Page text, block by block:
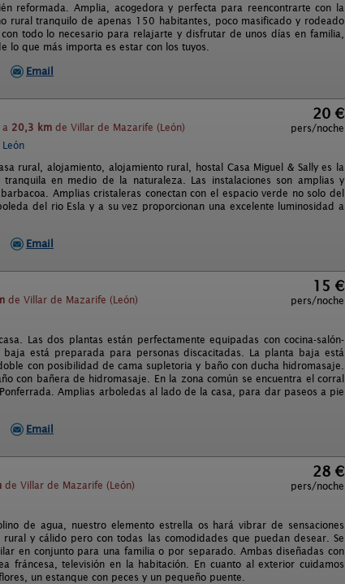
reformada. Amplia, acogedora y perfecta para reencontrarte con la
rural tranquilo de apenas 150 habitantes, poco masificado y rodeado
todo lo necesario para relajarte y disfrutar de unos días en familia,
lo que más importa es estar con los tuyos.
Email
a 20,3 km de Villar de Mazarife (León)
20 €
pers/noche
rural, alojamiento, alojamiento rural, hostal Casa Miguel & Sally es la
en medio de la naturaleza. Las instalaciones son amplias y
Amplias cristaleras conectan con el espacio verde no solo del
del rio Esla y a su vez proporcionan una excelente luminosidad a
Email
de Villar de Mazarife (León)
15 €
pers/noche
Las dos plantas están perfectamente equipadas con cocina-salón-
está preparada para personas discacitadas. La planta baja está
con posibilidad de cama supletoria y baño con ducha hidromasaje.
con bañera de hidromasaje. En la zona común se encuentra el corral
Amplias arboledas al lado de la casa, para dar paseos a pie
Email
de Villar de Mazarife (León)
28 €
pers/noche
de agua, nuestro elemento estrella os hará vibrar de sensaciones
y cálido pero con todas las comodidades que puedan desear. Se
en conjunto para una familia o por separado. Ambas diseñadas con
fráncesa, televisión en la habitación. En cuanto al exterior cuidamos
un estanque con peces y un pequeño puente.